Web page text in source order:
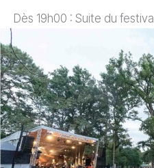
Dès 19h00 : Suite du festival